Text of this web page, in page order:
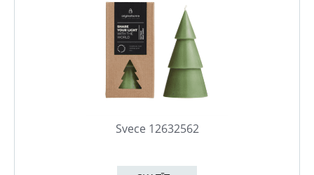
Svece 12632562